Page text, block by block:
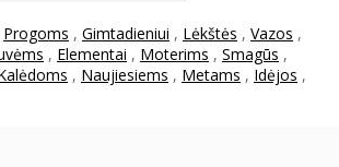
Progoms , Gimtadieniui , Lėkštės , Vazos ,
, Elementai , Moterims , Smagūs ,
, Naujiesiems , Metams , Idėjos ,